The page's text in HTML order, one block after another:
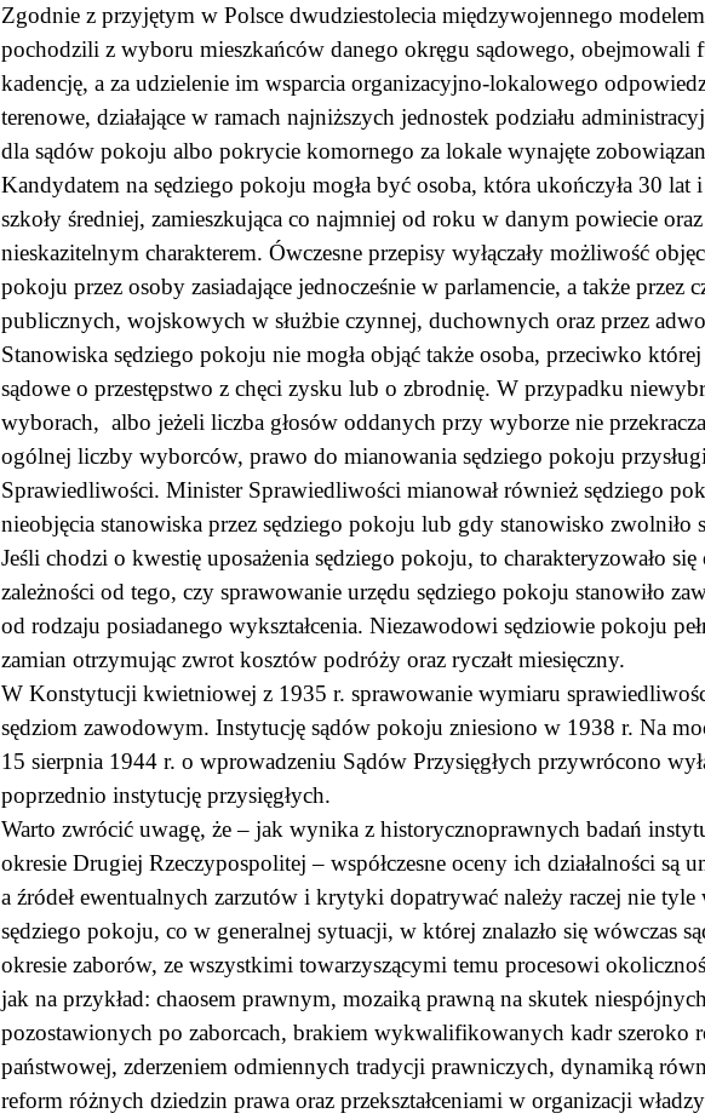
Zgodnie z przyjętym w Polsce dwudziestolecia międzywojennego
pochodzili z wyboru mieszkańców danego okręgu sądowego, obejmowali
kadencję, a za udzielenie im wsparcia organizacyjno-lokalowego
terenowe, działające w ramach najniższych jednostek podziału
dla sądów pokoju albo pokrycie komornego za lokale wynajęte
Kandydatem na sędziego pokoju mogła być osoba, która ukończyła 30 lat
szkoły średniej, zamieszkująca co najmniej od roku w danym powiecie
nieskazitelnym charakterem. Ówczesne przepisy wyłączały możliwość
pokoju przez osoby zasiadające jednocześnie w parlamencie, a także przez
publicznych, wojskowych w służbie czynnej, duchownych oraz przez
Stanowiska sędziego pokoju nie mogła objąć także osoba, przeciwko
sądowe o przestępstwo z chęci zysku lub o zbrodnię. W przypadku
wyborach, albo jeżeli liczba głosów oddanych przy wyborze nie
ogólnej liczby wyborców, prawo do mianowania sędziego pokoju
Sprawiedliwości. Minister Sprawiedliwości mianował również sędziego
nieobjęcia stanowiska przez sędziego pokoju lub gdy stanowisko zwolniło
Jeśli chodzi o kwestię uposażenia sędziego pokoju, to charakteryzowało
zależności od tego, czy sprawowanie urzędu sędziego pokoju stanowiło
od rodzaju posiadanego wykształcenia. Niezawodowi sędziowie pokoju
zamian otrzymując zwrot kosztów podróży oraz ryczałt miesięczny.
W Konstytucji kwietniowej z 1935 r. sprawowanie wymiaru
sędziom zawodowym. Instytucję sądów pokoju zniesiono w 1938 r. Na
15 sierpnia 1944 r. o wprowadzeniu Sądów Przysięgłych przywrócono
poprzednio instytucję przysięgłych.
Warto zwrócić uwagę, że – jak wynika z historycznoprawnych badań
okresie Drugiej Rzeczypospolitej – współczesne oceny ich działalności są
a źródeł ewentualnych zarzutów i krytyki dopatrywać należy raczej nie
sędziego pokoju, co w generalnej sytuacji, w której znalazło się wówczas
okresie zaborów, ze wszystkimi towarzyszącymi temu procesowi
jak na przykład: chaosem prawnym, mozaiką prawną na skutek
pozostawionych po zaborcach, brakiem wykwalifikowanych kadr szeroko
państwowej, zderzeniem odmiennych tradycji prawniczych, dynamiką
reform różnych dziedzin prawa oraz przekształceniami w organizacji